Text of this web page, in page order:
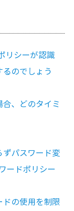
リシーが認識
のでしょう
、どのタイミ
パスワード変
ードポリシー
ドの使用を制限